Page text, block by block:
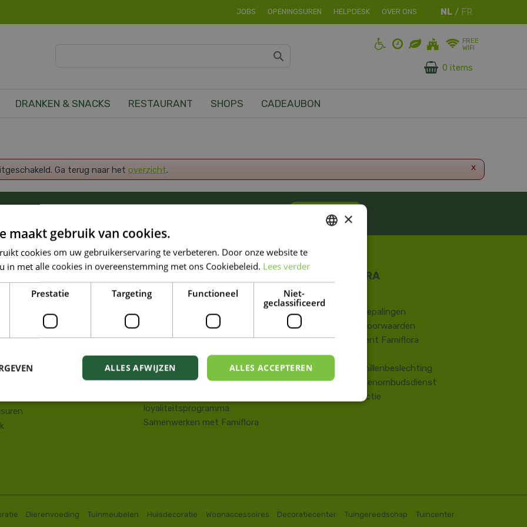
JOBS OPENINGSUREN HELPDESK OVER ONS
FREE
WIFI
0 items
DRANKEN & SNACKS RESTAURANT SHOPS CADEAUBON
x
Ga terug naar het overzicht.
Inschrijven
143
41 10 08
nummer: 0208:0845509606
Tuin
Famiresto
Foodhall
Mobiele applicatie Famiflora
Privacy policy
loyaliteitsprogramma
Samenwerken met Famiflora
Contact
​Wettelijke bepalingen
Algemene voorwaarden
Huisreglement Famiflora
Vragen
Onlinegeschillenbeslechting
Consumentenombudsdienst
Terugroepactie
Dierenvoeding Tuinmeubelen Huisdecoratie Woonaccessoires Decoratiecenter Tuingereedschap Tuincenter
×
maakt gebruik van cookies.
cookies om uw gebruikerservaring te verbeteren. Door onze website te
in met alle cookies in overeenstemming met ons Cookiebeleid. Lees verder
Prestatie Targeting Functioneel
Niet-
geclassificeerd
ALLES ACCEPTEREN
ALLES AFWIJZEN